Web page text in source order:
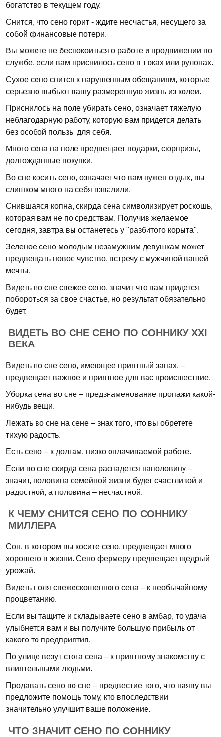
богатство в текущем году.
Снится, что сено горит - ждите несчастья, несущего за
собой финансовые потери.
Вы можете не беспокоиться о работе и продвижении по
службе, если вам приснилось сено в тюках или рулонах.
Сухое сено снится к нарушенным обещаниям, которые
серьезно выбьют вашу размеренную жизнь из колеи.
Приснилось на поле убирать сено, означает тяжелую
неблагодарную работу, которую вам придется делать
без особой пользы для себя.
Много сена на поле предвещает подарки, сюрпризы,
долгожданные покупки.
Во сне косить сено, означает что вам нужен отдых, вы
слишком много на себя взвалили.
Снившаяся копна, скирда сена символизирует роскошь,
которая вам не по средствам. Получив желаемое
сегодня, завтра вы останетесь у "разбитого корыта".
Зеленое сено молодым незамужним девушкам может
предвещать новое чувство, встречу с мужчиной вашей
мечты.
Видеть во сне свежее сено, значит что вам придется
побороться за свое счастье, но результат обязательно
будет.
ВИДЕТЬ ВО СНЕ СЕНО ПО СОННИКУ XXI
ВЕКА
Видеть во сне сено, имеющее приятный запах, –
предвещает важное и приятное для вас происшествие.
Уборка сена во сне – предзнаменование пропажи какой-
нибудь вещи.
Лежать во сне на сене – знак того, что вы обретете
тихую радость.
Есть сено – к долгам, низко оплачиваемой работе.
Если во сне скирда сена распадется наполовину –
значит, половина семейной жизни будет счастливой и
радостной, а половина – несчастной.
К ЧЕМУ СНИТСЯ СЕНО ПО СОННИКУ
МИЛЛЕРА
Сон, в котором вы косите сено, предвещает много
хорошего в жизни. Сено фермеру предвещает щедрый
урожай.
Видеть поля свежескошенного сена – к необычайному
процветанию.
Если вы тащите и складываете сено в амбар, то удача
улыбнется вам и вы получите большую прибыль от
какого то предприятия.
По улице везут стога сена – к приятному знакомству с
влиятельными людьми.
Продавать сено во сне – предвестие того, что наяву вы
предложите помощь тому, кто впоследствии
значительно улучшит ваше положение.
ЧТО ЗНАЧИТ СЕНО ПО СОННИКУ